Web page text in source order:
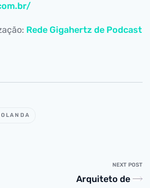
Rede Gigahertz de Podcast
NEXT POST
Arquiteto de